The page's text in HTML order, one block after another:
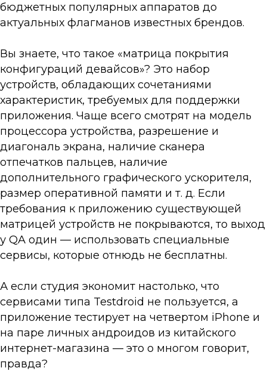
бюджетных популярных аппаратов до
актуальных флагманов известных брендов.
Вы знаете, что такое «матрица покрытия
конфигураций девайсов»? Это набор
устройств, обладающих сочетаниями
характеристик, требуемых для поддержки
приложения. Чаще всего смотрят на модель
процессора устройства, разрешение и
диагональ экрана, наличие сканера
отпечатков пальцев, наличие
дополнительного графического ускорителя,
размер оперативной памяти и т. д. Если
требования к приложению существующей
матрицей устройств не покрываются, то выход
у QA один — использовать специальные
сервисы, которые отнюдь не бесплатны.
А если студия экономит настолько, что
сервисами типа Testdroid не пользуется, а
приложение тестирует на четвертом iPhone и
на паре личных андроидов из китайского
интернет-магазина — это о многом говорит,
правда?